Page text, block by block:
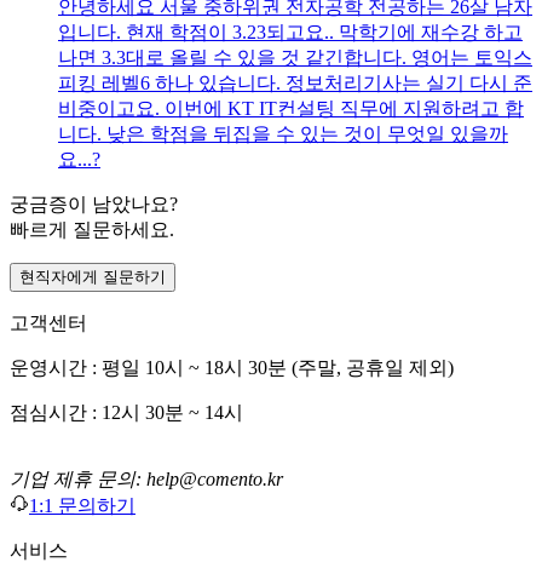
안녕하세요 서울 중하위권 전자공학 전공하는 26살 남자
입니다. 현재 학점이 3.23되고요.. 막학기에 재수강 하고
나면 3.3대로 올릴 수 있을 것 같긴합니다. 영어는 토익스
피킹 레벨6 하나 있습니다. 정보처리기사는 실기 다시 준
비중이고요. 이번에 KT IT컨설팅 직무에 지원하려고 합
니다. 낮은 학점을 뒤집을 수 있는 것이 무엇일 있을까
요...?
궁금증이 남았나요?
빠르게 질문하세요.
현직자에게 질문하기
고객센터
운영시간 : 평일 10시 ~ 18시 30분 (주말, 공휴일 제외)
점심시간 : 12시 30분 ~ 14시
기업 제휴 문의: help@comento.kr
1:1 문의하기
서비스